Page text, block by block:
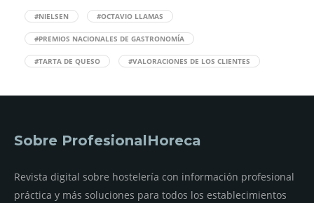
#NIELSEN #OCTAVIO LLAMAS
#PREMIOS NACIONALES DE GASTRONOMÍA
#TARTA DE QUESO #VALORACIONES DE LOS CLIENTES
Sobre ProfesionalHoreca
Revista digital sobre hostelería con información profesional
práctica y más soluciones para todos los establecimientos